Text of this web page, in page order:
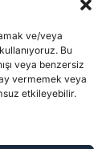
ve/veya
Bu
veya benzersiz
vermemek veya
etkileyebilir.